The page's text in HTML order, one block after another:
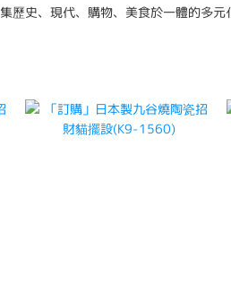
歷史、現代、購物、美食於一體的多